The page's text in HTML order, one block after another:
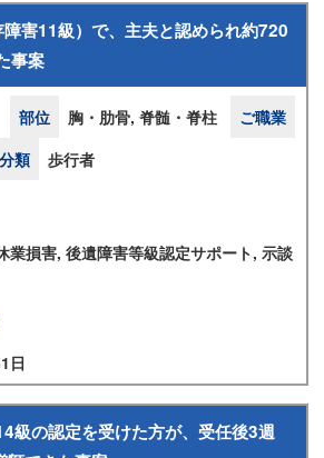
害11級）で、主夫と認められ約720
事案
部位 胸・肋骨, 脊髄・脊柱
ご職業
分類 歩行者
業損害, 後遺障害等級認定サポート, 示談
日
級の認定を受けた方が、受任後3週